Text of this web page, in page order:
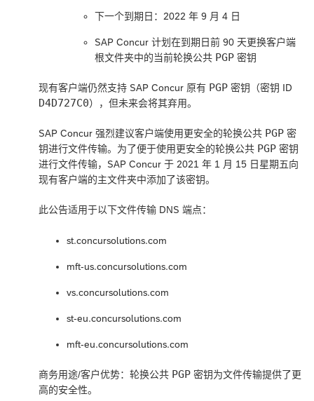
下一个到期日：2022 年 9 月 4 日
SAP Concur 计划在到期日前 90 天更换客户端
根文件夹中的当前轮换公共 PGP 密钥
现有客户端仍然支持 SAP Concur 原有 PGP 密钥（密钥 ID
D4D727C0），但未来会将其弃用。
SAP Concur 强烈建议客户端使用更安全的轮换公共 PGP 密
钥进行文件传输。为了便于使用更安全的轮换公共 PGP 密钥
进行文件传输，SAP Concur 于 2021 年 1 月 15 日星期五向
现有客户端的主文件夹中添加了该密钥。
此公告适用于以下文件传输 DNS 端点：
st.concursolutions.com
mft-us.concursolutions.com
vs.concursolutions.com
st-eu.concursolutions.com
mft-eu.concursolutions.com
商务用途/客户优势：轮换公共 PGP 密钥为文件传输提供了更
高的安全性。